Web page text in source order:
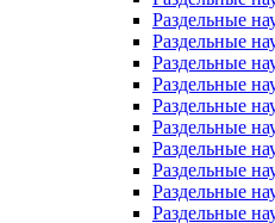
Раздельные
Раздельные
Раздельные
Раздельные
Раздельные
Раздельные
Раздельные
Раздельные
Раздельные
Раздельные